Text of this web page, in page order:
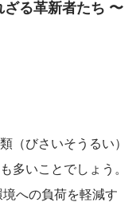
る革新者たち 〜
（びさいそうるい）
多いことでしょう。
への負荷を軽減す